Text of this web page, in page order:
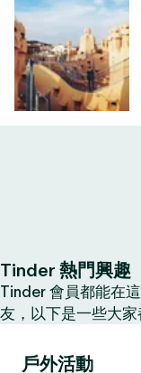
Tinder 熱門興趣
Tinder 會員都能在
友，以下是一些大家
戶外活動